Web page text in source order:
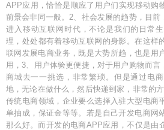
APP应用，恰恰是顺应了用户们实现移动购
前景会非同一般。2、社会发展的趋势，目
进入移动互联网时代，不论是我们的日常
理，处处都有着移动互联网的身影。在这样
联网发展电商业务，既是大势所趋，也是用
用，3、用户体验更便捷，对于用户购物而言
商城去一一挑选，非常繁琐。但是通过电
地，无论在做什么，然后快递到家，非常的
传统电商领域，企业要么选择入驻大型电商
单抽成，保证金等等。若是自己开发电商网
那么好。而开发的电商APP应用，不仅是由